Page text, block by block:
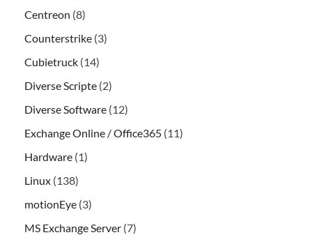
Centreon (8)
Counterstrike (3)
Cubietruck (14)
Diverse Scripte (2)
Diverse Software (12)
Exchange Online / Office365 (11)
Hardware (1)
Linux (138)
motionEye (3)
MS Exchange Server (7)